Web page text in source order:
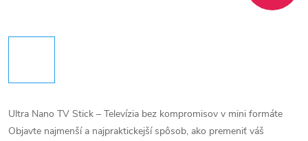
Ultra Nano TV Stick – Televízia bez kompromisov v mini formáte
Objavte najmenší a najpraktickejší spôsob, ako premeniť váš